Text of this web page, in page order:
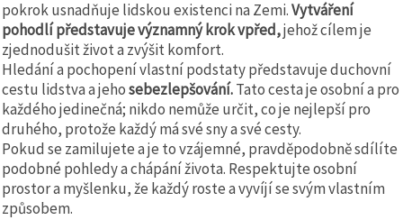
pokrok usnadňuje lidskou existenci na Zemi.Vytváření
pohodlí představuje významný krok vpřed,jehož cílem je
zjednodušit život a zvýšit komfort.
Hledání a pochopení vlastní podstaty představuje duchovní
cestu lidstva a jehosebezlepšování.Tato cesta je osobní a pro
každého jedinečná; nikdo nemůže určit, co je nejlepší pro
druhého, protože každý má své sny a své cesty.
Pokud se zamilujete a je to vzájemné, pravděpodobně sdílíte
podobné pohledy a chápání života. Respektujte osobní
prostor a myšlenku, že každý roste a vyvíjí se svým vlastním
způsobem.